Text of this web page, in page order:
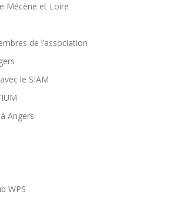
Mécène et Loire
de l’association
le SIAM
Angers
WPS